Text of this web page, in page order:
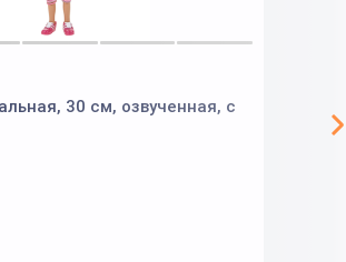
30 см, озвученная, с